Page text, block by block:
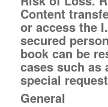
Content
or access the
secured
book can be
cases such as
special
General